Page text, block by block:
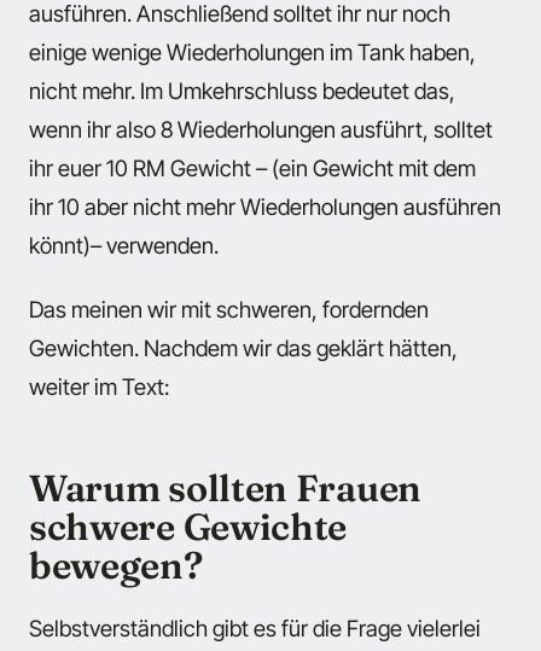
ausführen. Anschließend solltet ihr nur noch
einige wenige Wiederholungen im Tank haben,
nicht mehr. Im Umkehrschluss bedeutet das,
wenn ihr also 8 Wiederholungen ausführt, solltet
ihr euer 10 RM Gewicht – (ein Gewicht mit dem
ihr 10 aber nicht mehr Wiederholungen ausführen
könnt)– verwenden.
Das meinen wir mit schweren, fordernden
Gewichten. Nachdem wir das geklärt hätten,
weiter im Text:
Warum sollten Frauen
schwere Gewichte
bewegen?
Selbstverständlich gibt es für die Frage vielerlei